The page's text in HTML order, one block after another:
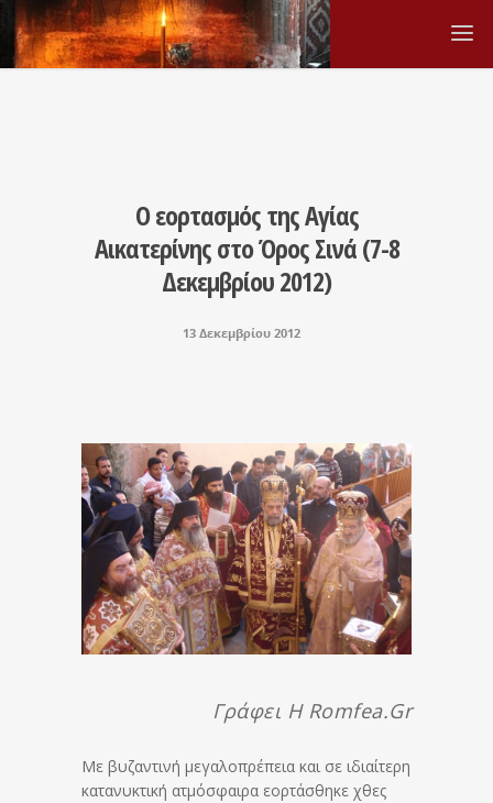
Ο εορτασμός της Αγίας
Αικατερίνης στο Όρος Σινά (7-8
Δεκεμβρίου 2012)
13 Δεκεμβρίου 2012
Γράφει Η Romfea.gr
Με βυζαντινή μεγαλοπρέπεια και σε ιδιαίτερη
κατανυκτική ατμόσφαιρα εορτάσθηκε χθες